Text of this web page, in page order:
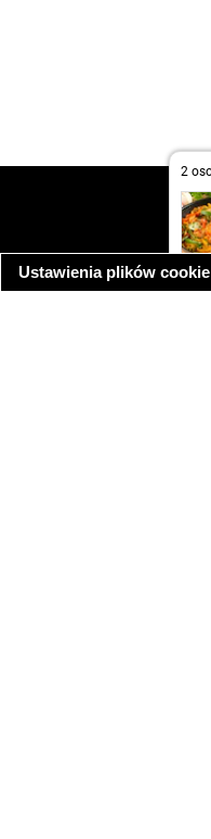
Ustawienia plików cookie
2
informacja o